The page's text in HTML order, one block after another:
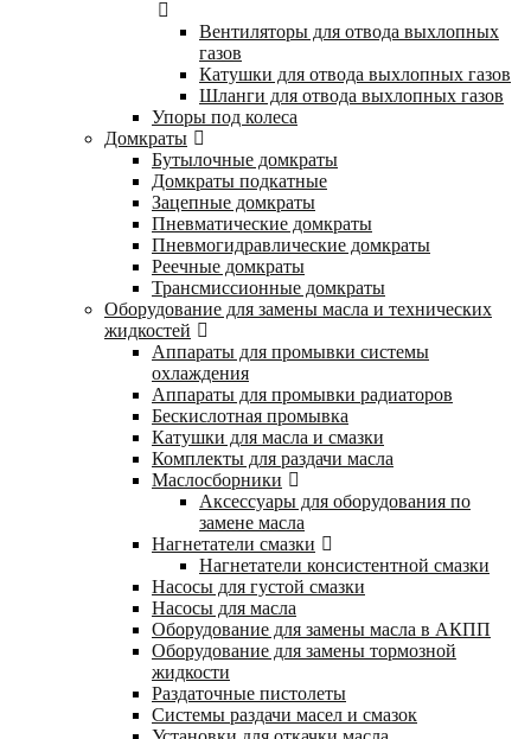
Вентиляторы для отвода выхлопных
газов
Катушки для отвода выхлопных газов
Шланги для отвода выхлопных газов
Упоры под колеса
Домкраты
Бутылочные домкраты
Домкраты подкатные
Зацепные домкраты
Пневматические домкраты
Пневмогидравлические домкраты
Реечные домкраты
Трансмиссионные домкраты
Оборудование для замены масла и технических
жидкостей
Аппараты для промывки системы
охлаждения
Аппараты для промывки радиаторов
Бескислотная промывка
Катушки для масла и смазки
Комплекты для раздачи масла
Маслосборники
Аксессуары для оборудования по
замене масла
Нагнетатели смазки
Нагнетатели консистентной смазки
Насосы для густой смазки
Насосы для масла
Оборудование для замены масла в АКПП
Оборудование для замены тормозной
жидкости
Раздаточные пистолеты
Системы раздачи масел и смазок